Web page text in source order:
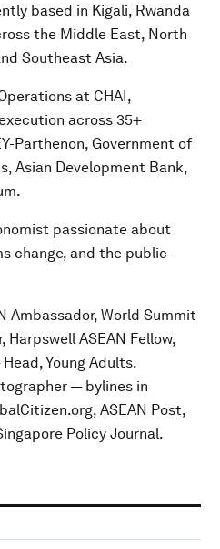
based in Kigali, Rwanda
the Middle East, North
Southeast Asia.
at CHAI,
across 35+
Parthenon, Government of
Asian Development Bank,
passionate about
change, and the public–
Ambassador, World Summit
Harpswell ASEAN Fellow,
Young Adults.
— bylines in
ASEAN Post,
Policy Journal.